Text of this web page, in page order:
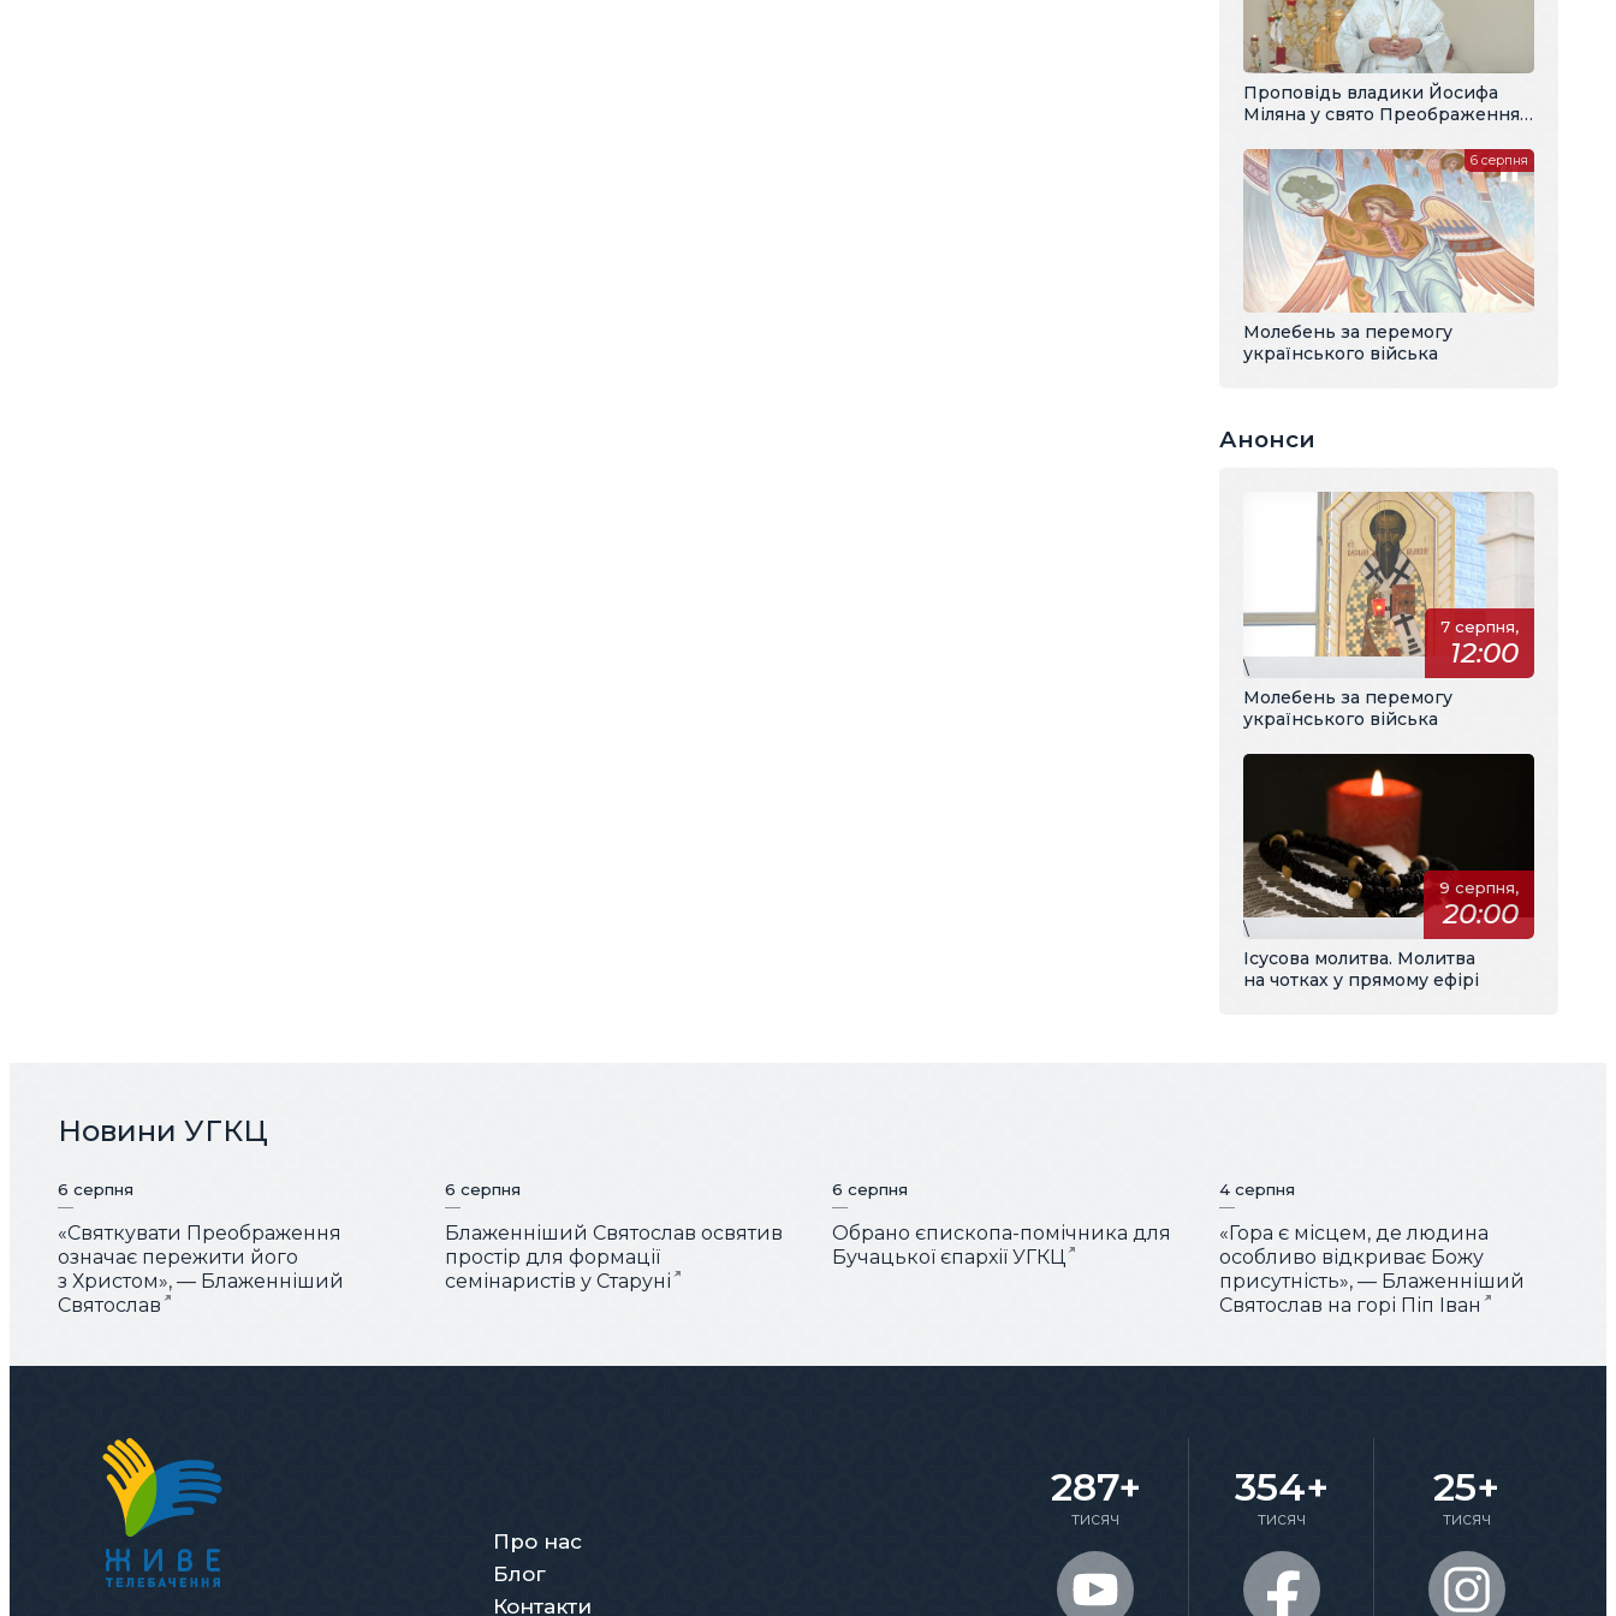
Проповідь владики Йосифа
Міляна у свято Преображення
Молебень за перемогу
українського війська
6 серпня
Анонси
7 серпня,
12:00
\
Молебень за перемогу
українського війська
9 серпня,
20:00
\
Ісусова молитва. Молитва
на чотках у прямому ефірі
Новини УГКЦ
6 серпня
«Святкувати Преображення
означає пережити його
з Христом», — Блаженніший
Святослав
6 серпня
Блаженніший Святослав освятив
простір для формації
семінаристів у Старуні
6 серпня
Обрано єпископа-помічника для
Бучацької єпархії УГКЦ
4 серпня
«Гора є місцем, де людина
особливо відкриває Божу
присутність», — Блаженніший
Святослав на горі Піп Іван
Про нас
Блог
Контакти
287+
тисяч
354+
тисяч
25+
тисяч